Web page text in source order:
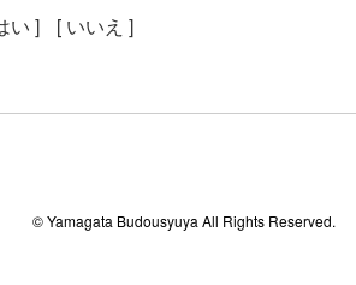
い ]
[ いいえ ]
© Yamagata Budousyuya All Rights Reserved.